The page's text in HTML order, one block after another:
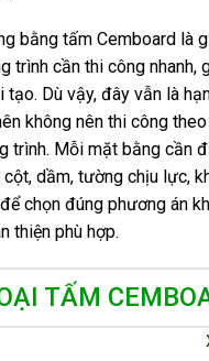
bằng tấm Cemboard là
trình cần thi công nhanh,
Dù vậy, đây vẫn là
không nên thi công
trình. Mỗi mặt bằng cần
dầm, tường chịu lực,
chọn đúng phương án
thiện phù hợp.
TẤM